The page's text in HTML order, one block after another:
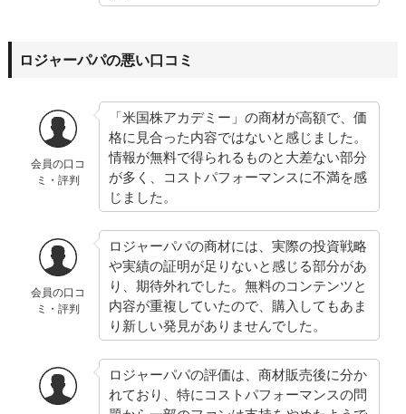
ロジャーパパの悪い口コミ
会員の口コ
ミ・評判
「米国株アカデミー」の商材が高額で、価
格に見合った内容ではないと感じました。
情報が無料で得られるものと大差ない部分
が多く、コストパフォーマンスに不満を感
じました。
会員の口コ
ミ・評判
ロジャーパパの商材には、実際の投資戦略
や実績の証明が足りないと感じる部分があ
り、期待外れでした。無料のコンテンツと
内容が重複していたので、購入してもあま
り新しい発見がありませんでした。
ロジャーパパの評価は、商材販売後に分か
れており、特にコストパフォーマンスの問